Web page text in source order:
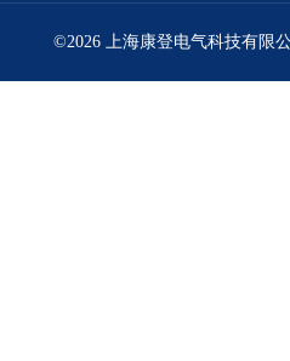
©2026 上海康登电气科技有限